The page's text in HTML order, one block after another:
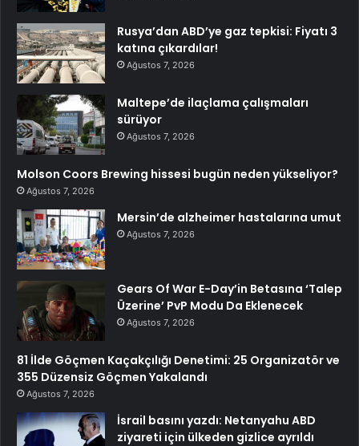
Rusya’dan ABD’ye gaz tepkisi: Fiyatı 3
katına çıkardılar!
Ağustos 7, 2026
Maltepe’de ilaçlama çalışmaları
sürüyor
Ağustos 7, 2026
Molson Coors Brewing hissesi bugün neden yükseliyor?
Ağustos 7, 2026
Mersin’de alzheimer hastalarına umut
Ağustos 7, 2026
Gears Of War E-Day’in Betasına ‘Talep
Üzerine’ PvP Modu Da Eklenecek
Ağustos 7, 2026
81 İlde Göçmen Kaçakçılığı Denetimi: 25 Organizatör ve
355 Düzensiz Göçmen Yakalandı
Ağustos 7, 2026
İsrail basını yazdı: Netanyahu ABD
ziyareti için ülkeden gizlice ayrıldı